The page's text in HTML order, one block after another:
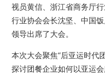
视员黄信、浙江省商务厅
行业协会会长沈坚、中国
领导出席了大会。
本次大会聚焦“后亚运时代
探讨团餐企业如何以亚运